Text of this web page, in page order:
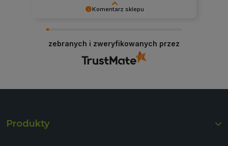
Komentarz sklepu
oczekiwania. Zapraszamy ponownie!
zebranych i zweryfikowanych przez
Produkty